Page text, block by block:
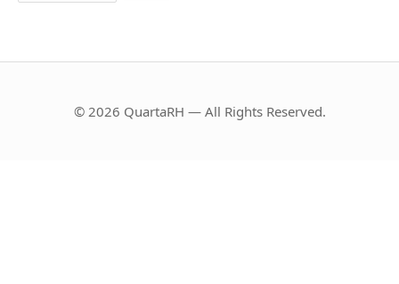
© 2026 QuartaRH — All Rights Reserved.